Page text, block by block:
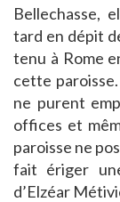
Bellechasse,
tard en dépit
tenu à Rome
cette
ne purent
offices et
paroisse ne
fait ériger
d’Elzéar